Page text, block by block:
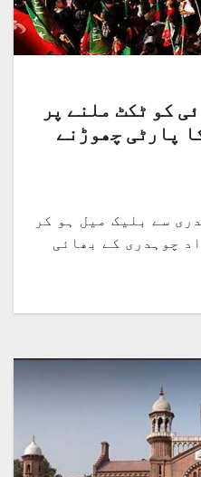
کو ٹکٹ ملنے پر
پارٹی چھوڑنے
سے بلیک میل ہو کر
چوہدری کے بھائی